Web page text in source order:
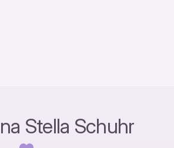
Stella Schuhr